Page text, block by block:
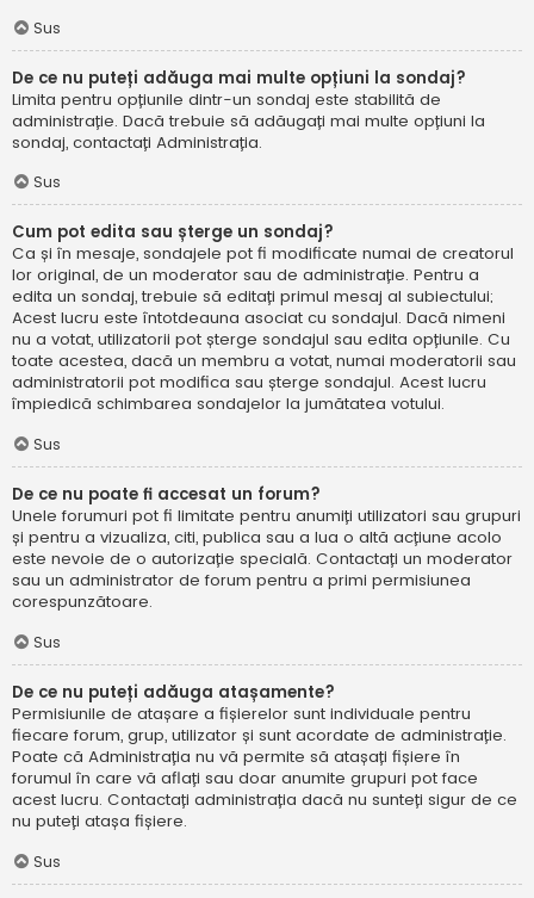
Sus
De ce nu puteți adăuga mai multe opțiuni la sondaj?
Limita pentru opțiunile dintr-un sondaj este stabilită de
administrație. Dacă trebuie să adăugați mai multe opțiuni la
sondaj, contactați Administrația.
Sus
Cum pot edita sau șterge un sondaj?
Ca și în mesaje, sondajele pot fi modificate numai de creatorul
lor original, de un moderator sau de administrație. Pentru a
edita un sondaj, trebuie să editați primul mesaj al subiectului;
Acest lucru este întotdeauna asociat cu sondajul. Dacă nimeni
nu a votat, utilizatorii pot șterge sondajul sau edita opțiunile. Cu
toate acestea, dacă un membru a votat, numai moderatorii sau
administratorii pot modifica sau șterge sondajul. Acest lucru
împiedică schimbarea sondajelor la jumătatea votului.
Sus
De ce nu poate fi accesat un forum?
Unele forumuri pot fi limitate pentru anumiți utilizatori sau grupuri
și pentru a vizualiza, citi, publica sau a lua o altă acțiune acolo
este nevoie de o autorizație specială. Contactați un moderator
sau un administrator de forum pentru a primi permisiunea
corespunzătoare.
Sus
De ce nu puteți adăuga atașamente?
Permisiunile de atașare a fișierelor sunt individuale pentru
fiecare forum, grup, utilizator și sunt acordate de administrație.
Poate că Administrația nu vă permite să atașați fișiere în
forumul în care vă aflați sau doar anumite grupuri pot face
acest lucru. Contactați administrația dacă nu sunteți sigur de ce
nu puteți atașa fișiere.
Sus